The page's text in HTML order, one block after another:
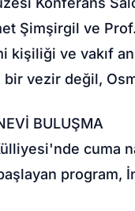
Şimşirgil ve
ve vakıf
vezir değil,
BULUŞMA
cuma
program,